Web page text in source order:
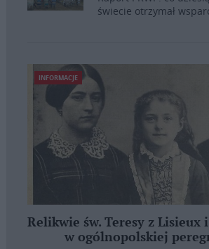
świecie otrzymał
INFORMACJE
Relikwie św. Teresy z Lisieux
w ogólnopolskiej